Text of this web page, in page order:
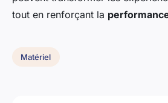
tout en renforçant la
Matériel